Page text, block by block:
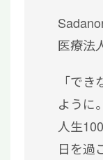
医療法
「で
ように
人生
日を過